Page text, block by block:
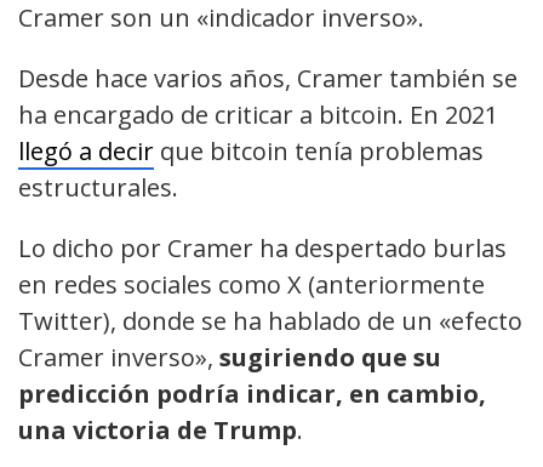
Cramer son un «indicador inverso».
Desde hace varios años, Cramer también se
ha encargado de criticar a bitcoin. En 2021
llegó a decir que bitcoin tenía problemas
estructurales.
Lo dicho por Cramer ha despertado burlas
en redes sociales como X (anteriormente
Twitter), donde se ha hablado de un «efecto
Cramer inverso», sugiriendo que su
predicción podría indicar, en cambio,
una victoria de Trump.